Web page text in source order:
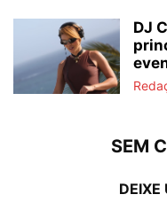
DJ
SEM
DEIXE